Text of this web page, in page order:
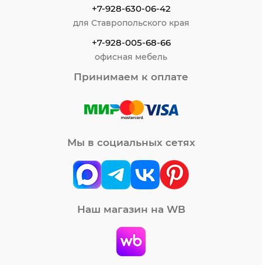
+7-928-630-06-42
для Ставропольского края
+7-928-005-68-66
офисная мебель
Принимаем к оплате
Мы в социальных сетях
Наш магазин на WB